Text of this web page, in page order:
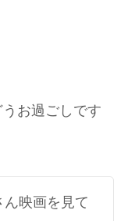
お過ごしです
映画を見て